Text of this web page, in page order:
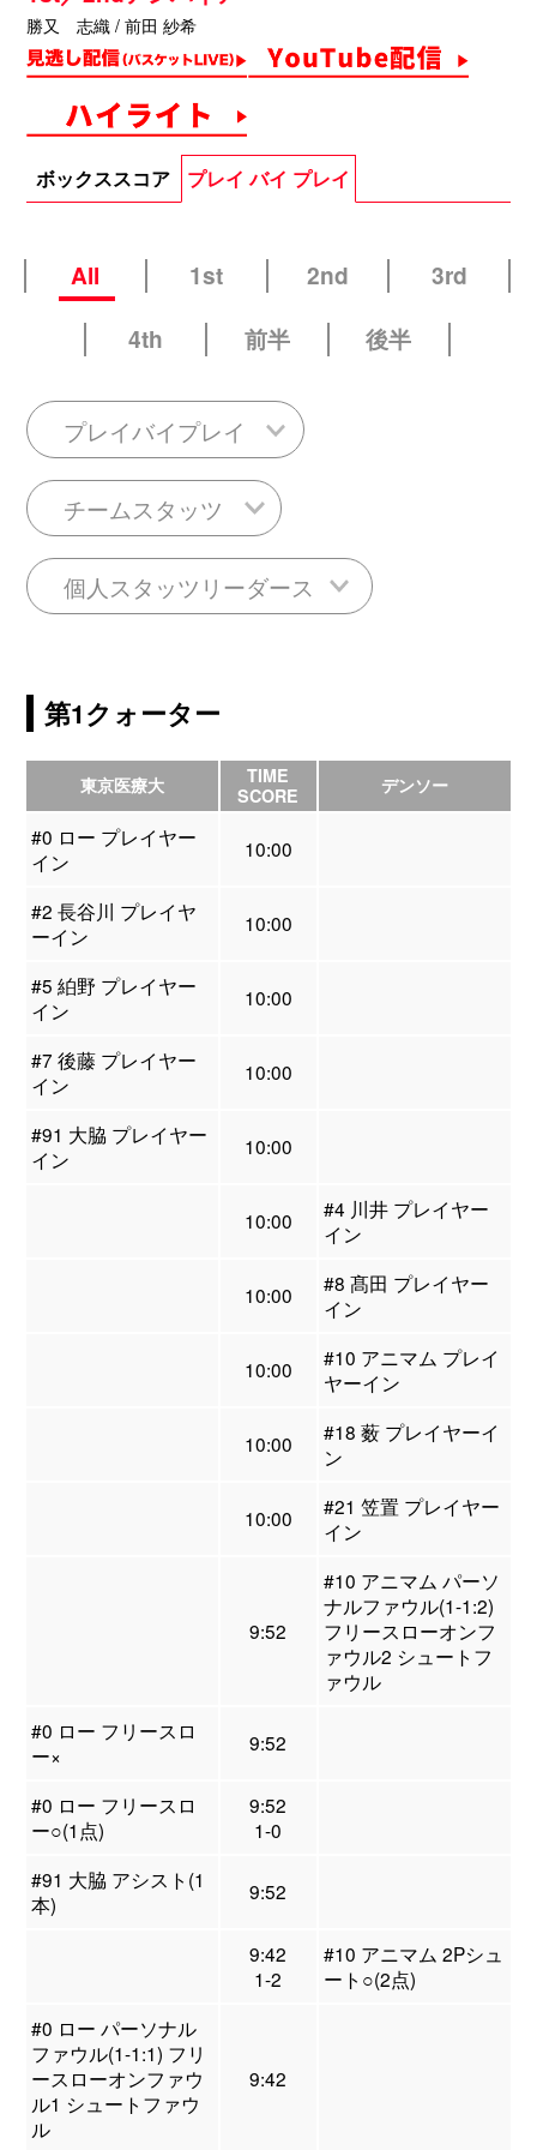
勝又 志織 / 前田 紗希
ボックススコア プレイ バイ プレイ
All 1st 2nd
3rd
4th
前半 後半
プレイバイプレイ
チームスタッツ
個人スタッツリーダース
第1クォーター
東京医療大
TIME
SCORE
デンソー
#0 ロー プレイヤー
イン
10:00
#2 長谷川 プレイヤ
ーイン
10:00
#5 絈野 プレイヤー
イン
10:00
#7 後藤 プレイヤー
イン
10:00
#91 大脇 プレイヤー
イン
10:00
10:00
#4 川井 プレイヤー
イン
10:00
#8 髙田 プレイヤー
イン
10:00
#10 アニマム プレイ
ヤーイン
10:00
#18 薮 プレイヤーイ
ン
10:00
#21 笠置 プレイヤー
イン
9:52
#10 アニマム パーソ
ナルファウル(1-1:2)
フリースローオンフ
ァウル2 シュートフ
ァウル
#0 ロー フリースロ
ー×
9:52
#0 ロー フリースロ
ー○(1点)
9:52
1-0
#91 大脇 アシスト(1
本)
9:52
9:42
1-2
#10 アニマム 2Pシュ
ート○(2点)
#0 ロー パーソナル
ファウル(1-1:1) フリ
ースローオンファウ
ル1 シュートファウ
ル
9:42